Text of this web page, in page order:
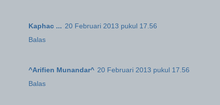
Kaphac ... 20 Februari 2013 pukul 17.56
Balas
^Arifien Munandar^ 20 Februari 2013 pukul 17.56
Balas